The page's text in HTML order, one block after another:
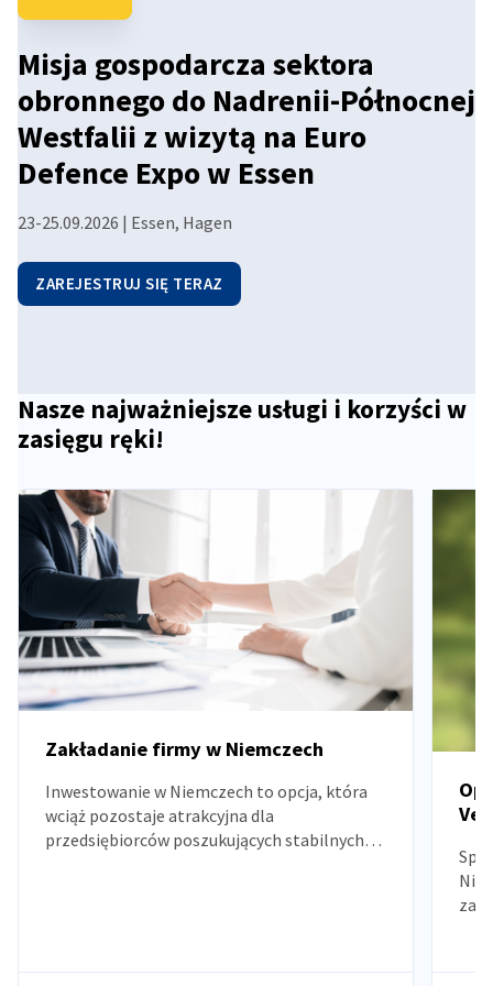
#14 Impuls: Europa nie wygrała
wyścigu w LLM-ach, ale może
wygrać wyścig o adopcję AI
Gościem odcinka jest Piotr Ferszka, prezes SAP Polska.
Misja gospodarcza sektora
obronnego do Nadrenii-Północnej
Westfalii z wizytą na Euro
Defence Expo w Essen
23-25.09.2026 | Essen, Hagen
ZAREJESTRUJ SIĘ TERAZ
Nasze najważniejsze usługi i korzyści w
zasięgu ręki!
Zakładanie firmy w Niemczech
Inwestowanie w Niemczech to opcja, która
wciąż pozostaje atrakcyjna dla
przedsiębiorców poszukujących stabilnych